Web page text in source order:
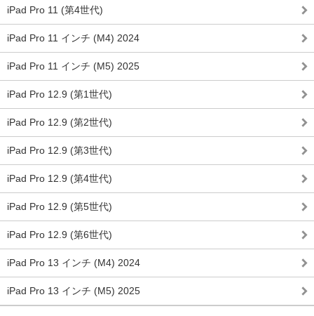
iPad Pro 11 (第4世代)
iPad Pro 11 インチ (M4) 2024
iPad Pro 11 インチ (M5) 2025
iPad Pro 12.9 (第1世代)
iPad Pro 12.9 (第2世代)
iPad Pro 12.9 (第3世代)
iPad Pro 12.9 (第4世代)
iPad Pro 12.9 (第5世代)
iPad Pro 12.9 (第6世代)
iPad Pro 13 インチ (M4) 2024
iPad Pro 13 インチ (M5) 2025